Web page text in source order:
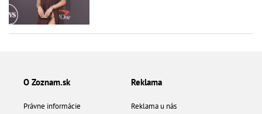
O Zoznam.sk
Právne informácie
Reklama
Reklama u nás